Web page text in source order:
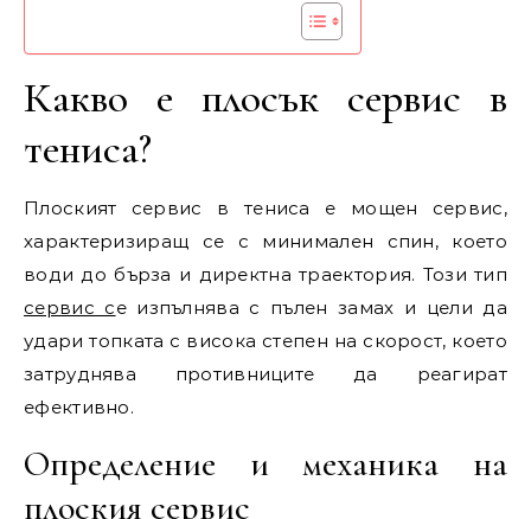
Какво е плосък сервис в
тениса?
Плоският сервис в тениса е мощен сервис,
характеризиращ се с минимален спин, което
води до бърза и директна траектория. Този тип
сервис се изпълнява с пълен замах и цели да
удари топката с висока степен на скорост, което
затруднява противниците да реагират
ефективно.
Определение и механика на
плоския сервис